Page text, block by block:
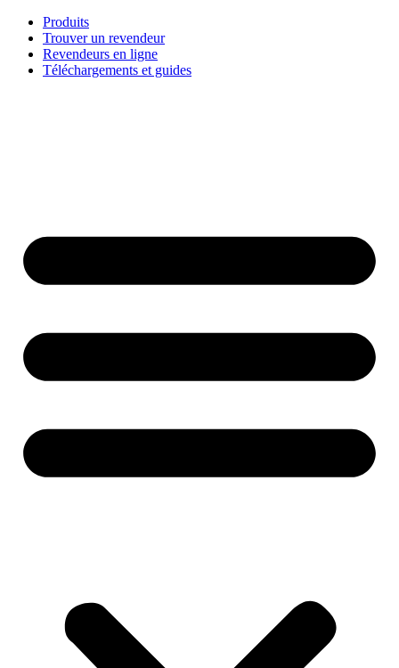
Aller
contenu
Produits
Trouver un revendeur
Revendeurs en ligne
Téléchargements et guides